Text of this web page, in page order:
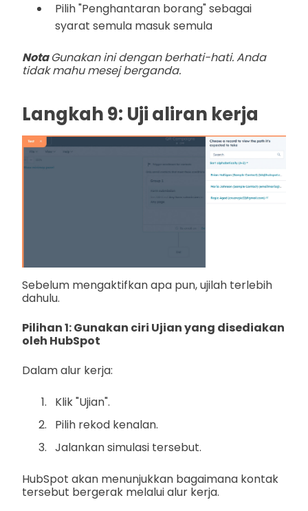
Pilih "Penghantaran borang" sebagai
syarat semula masuk semula
NotaGunakan ini dengan berhati-hati. Anda
tidak mahu mesej berganda.
Langkah 9: Uji aliran kerja
Sebelum mengaktifkan apa pun, ujilah terlebih
dahulu.
Pilihan 1: Gunakan ciri Ujian yang disediakan
oleh HubSpot
Dalam alur kerja:
Klik "Ujian".
Pilih rekod kenalan.
Jalankan simulasi tersebut.
HubSpot akan menunjukkan bagaimana kontak
tersebut bergerak melalui alur kerja.